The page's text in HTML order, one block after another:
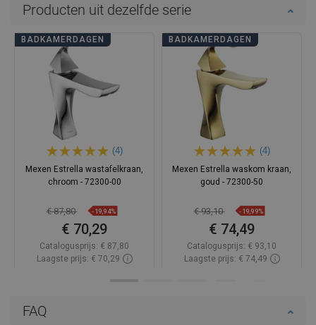
FAQ
Producten uit dezelfde serie
BADKAMERDAGEN
(4)
Mexen Estrella wastafelkraan,
chroom - 72300-00
€ 87,80 -19,94%
€ 70,29
Catalogusprijs: € 87,80
Laagste prijs: € 70,29
BADKAMERDAGEN
(4)
Mexen Estrella waskom kraan,
goud - 72300-50
€ 93,10 -19,99%
€ 74,49
Catalogusprijs: € 93,10
Laagste prijs: € 74,49